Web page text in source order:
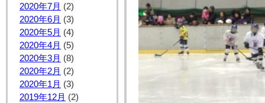
2020年7月 (2)
2020年6月 (3)
2020年5月 (4)
2020年4月 (5)
2020年3月 (8)
2020年2月 (2)
2020年1月 (3)
2019年12月 (2)